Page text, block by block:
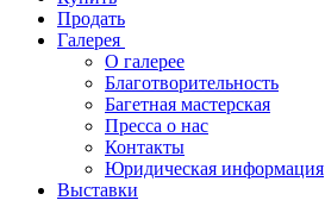
Продать
Галерея
О галерее
Благотворительность
Багетная мастерская
Пресса о нас
Контакты
Юридическая информация
Выставки